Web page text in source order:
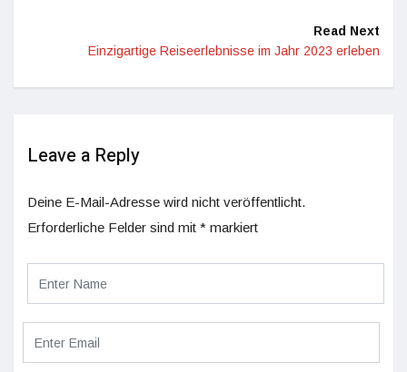
Read Next
Einzigartige Reiseerlebnisse im Jahr 2023 erleben
Leave a Reply
Deine E-Mail-Adresse wird nicht veröffentlicht.
Erforderliche Felder sind mit * markiert